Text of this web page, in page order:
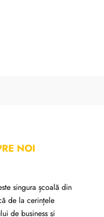
NOI
singura școală din
de la cerințele
de business și